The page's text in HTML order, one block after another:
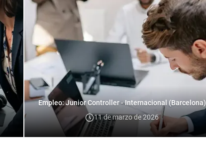
Empleo: Junior Controller - Internacional (Barcelona)
11 de marzo de 2026